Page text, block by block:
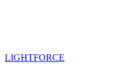
LIGHTFORCE